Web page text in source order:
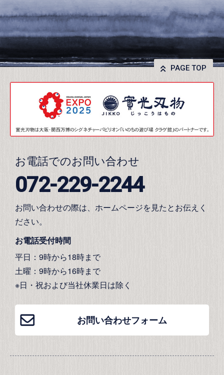
PAGE TOP
お電話でのお問い合わせ
072-229-2244
お問い合わせの際は、ホームページを見たとお伝えく
ださい。
お電話受付時間
平日：9時から18時まで
土曜：9時から16時まで
※日・祝および当社休業日は除く
お問い合わせフォーム